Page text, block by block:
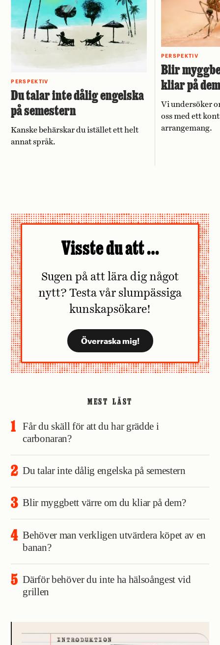
PERSPEKTIV
Du talar inte dålig engelska
på semestern
Kanske behärskar du istället ett helt
annat språk.
PERSPEKTIV
Blir
kliar på
Vi undersöker
oss med ett
arrangemang.
Visste du att …
Sugen på att lära dig något
nytt? Testa vår slumpässiga
kunskapsökare!
MEST LÄST
Får du skäll för att du har grädde i
carbonaran?
Du talar inte dålig engelska på semestern
Blir myggbett värre om du kliar på dem?
Behöver man verkligen utvärdera köpet av en
banan?
Därför behöver du inte ha hälsoångest vid
grillen